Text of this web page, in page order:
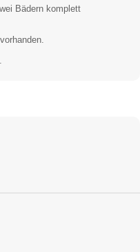
Bädern komplett